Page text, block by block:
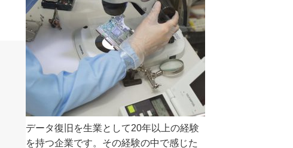
データ復旧を生業として20年以上の経験
を持つ企業です。その経験の中で感じた